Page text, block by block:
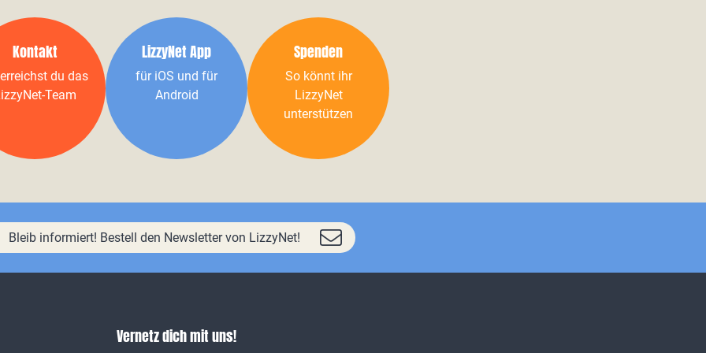
Kontakt
du das
Team
LizzyNet App
für iOS und für
Android
Spenden
So könnt ihr
LizzyNet
unterstützen
Bleib informiert! Bestell den Newsletter von LizzyNet!
Vernetz dich mit uns!